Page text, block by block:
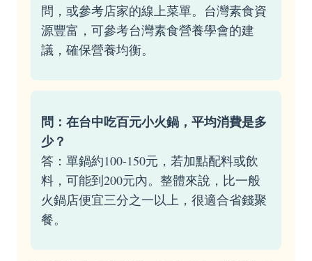
問，或參考店家的線上菜單。台灣素食資
源豐富，可參考台灣素食營養學會的建
議，確保營養均衡。
問：在台中吃百元小火鍋，平均消費是多
少？
答：單鍋約100-150元，若加點配料或飲
料，可能到200元內。整體來說，比一般
火鍋店便宜三分之一以上，很適合省錢聚
餐。